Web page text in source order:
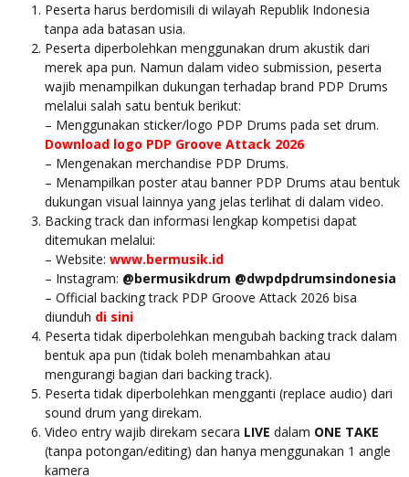
Peserta harus berdomisili di wilayah Republik Indonesia
tanpa ada batasan usia.
Peserta diperbolehkan menggunakan drum akustik dari
merek apa pun. Namun dalam video submission, peserta
wajib menampilkan dukungan terhadap brand PDP Drums
melalui salah satu bentuk berikut:
– Menggunakan sticker/logo PDP Drums pada set drum.
Download logo PDP Groove Attack 2026
– Mengenakan merchandise PDP Drums.
– Menampilkan poster atau banner PDP Drums atau bentuk
dukungan visual lainnya yang jelas terlihat di dalam video.
Backing track dan informasi lengkap kompetisi dapat
ditemukan melalui:
– Website: www.bermusik.id
– Instagram: @bermusikdrum @dwpdpdrumsindonesia
– Official backing track PDP Groove Attack 2026 bisa
diunduh di sini
Peserta tidak diperbolehkan mengubah backing track dalam
bentuk apa pun (tidak boleh menambahkan atau
mengurangi bagian dari backing track).
Peserta tidak diperbolehkan mengganti (replace audio) dari
sound drum yang direkam.
Video entry wajib direkam secara LIVE dalam ONE TAKE
(tanpa potongan/editing) dan hanya menggunakan 1 angle
kamera